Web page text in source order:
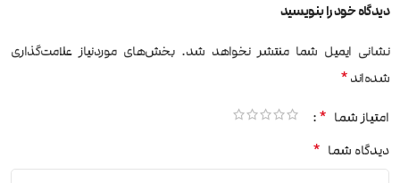
دیدگاه خود را بنویسید
نشانی ایمیل شما منتشر نخواهد شد. بخش‌های موردنیاز علامت‌گذاری
شده‌اند*
امتیاز شما *
دیدگاه شما *